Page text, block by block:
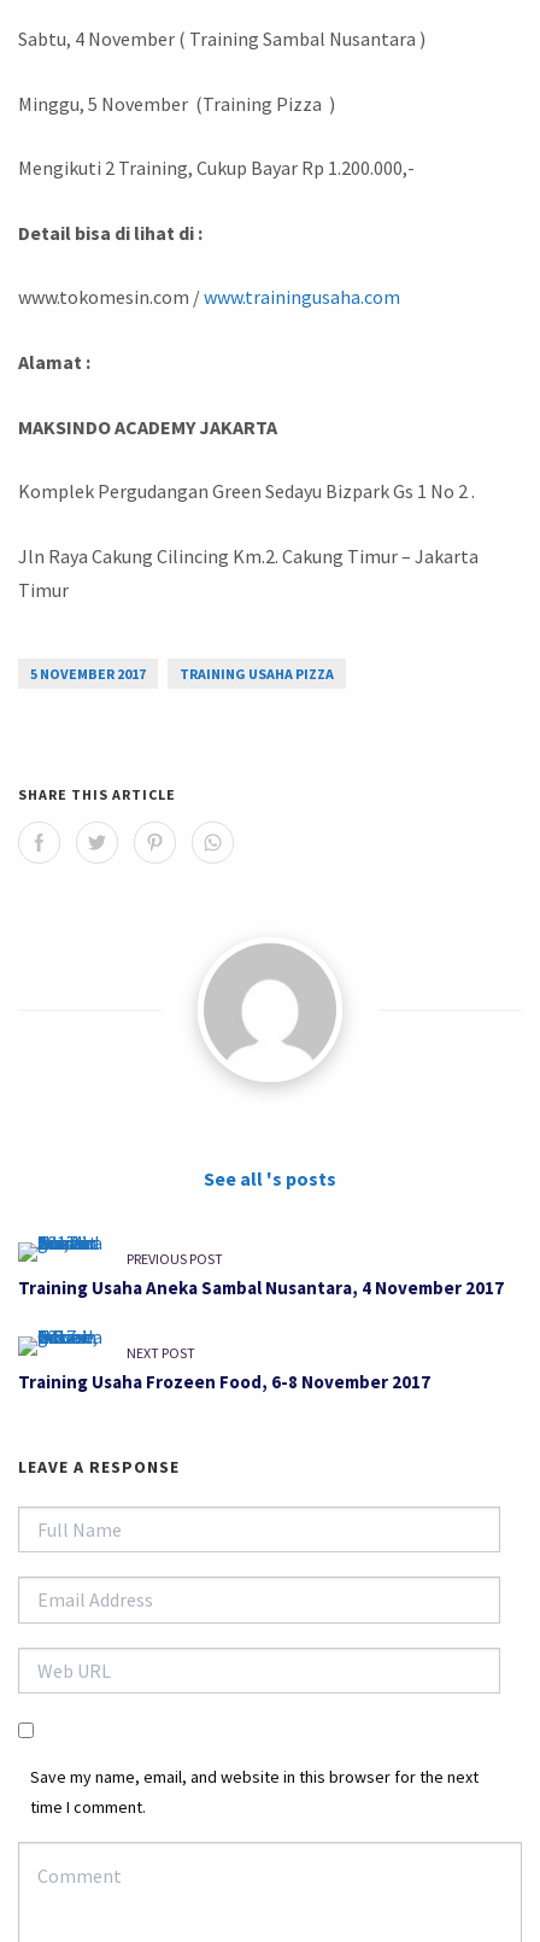
Sabtu, 4 November ( Training Sambal Nusantara )
Minggu, 5 November (Training Pizza )
Mengikuti 2 Training, Cukup Bayar Rp 1.200.000,-
Detail bisa di lihat di :
www.tokomesin.com /www.trainingusaha.com
Alamat :
MAKSINDO ACADEMY JAKARTA
Komplek Pergudangan Green Sedayu Bizpark Gs 1 No 2 .
Jln Raya Cakung Cilincing Km.2. Cakung Timur – Jakarta
Timur
5 NOVEMBER 2017 TRAINING USAHA PIZZA
SHARE THIS ARTICLE
See all 's posts
PREVIOUS POST
Training Usaha Aneka Sambal Nusantara, 4 November 2017
NEXT POST
Training Usaha Frozeen Food, 6-8 November 2017
LEAVE A RESPONSE
Save my name, email, and website in this browser for the next
time I comment.